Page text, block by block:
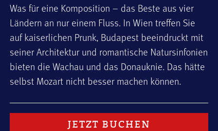
Was für eine Komposition – das Beste aus vier
Ländern an nur einem Fluss. In Wien treffen Sie
auf kaiserlichen Prunk, Budapest beeindruckt mit
seiner Architektur und romantische Natursinfonien
bieten die Wachau und das Donauknie. Das hätte
selbst Mozart nicht besser machen können.
JETZT BUCHEN